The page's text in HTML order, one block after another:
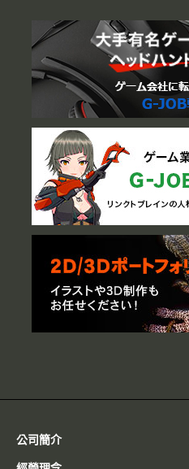
公司簡介